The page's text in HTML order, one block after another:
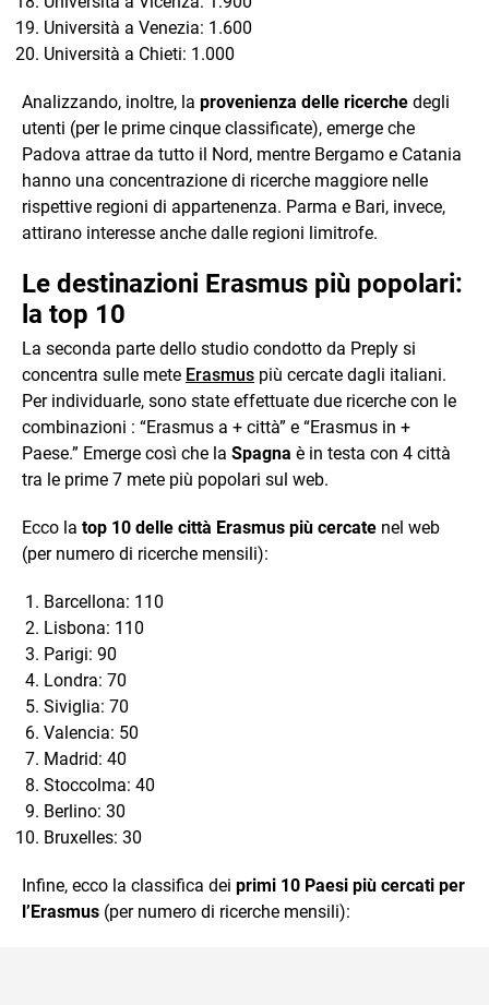
Università a Venezia: 1.600
Università a Chieti: 1.000
Analizzando, inoltre, la provenienza delle ricerche degli
utenti (per le prime cinque classificate), emerge che
Padova attrae da tutto il Nord, mentre Bergamo e Catania
hanno una concentrazione di ricerche maggiore nelle
rispettive regioni di appartenenza. Parma e Bari, invece,
attirano interesse anche dalle regioni limitrofe.
Le destinazioni Erasmus più popolari:
la top 10
La seconda parte dello studio condotto da Preply si
concentra sulle mete Erasmus più cercate dagli italiani.
Per individuarle, sono state effettuate due ricerche con le
combinazioni : “Erasmus a + città” e “Erasmus in +
Paese.” Emerge così che la Spagna è in testa con 4 città
tra le prime 7 mete più popolari sul web.
Ecco la top 10 delle città Erasmus più cercate nel web
(per numero di ricerche mensili):
Barcellona: 110
Lisbona: 110
Parigi: 90
Londra: 70
Siviglia: 70
Valencia: 50
Madrid: 40
Stoccolma: 40
Berlino: 30
Bruxelles: 30
Infine, ecco la classifica dei primi 10 Paesi più cercati per
l’Erasmus (per numero di ricerche mensili):